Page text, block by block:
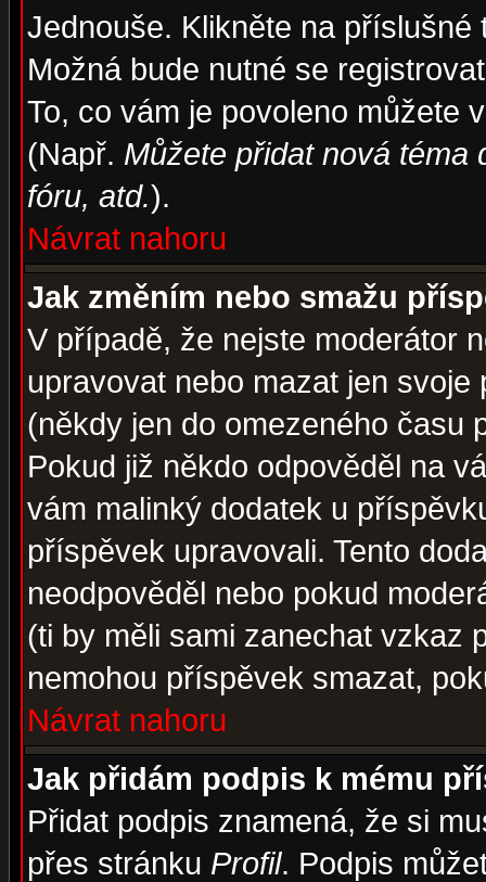
Jednouše. Klikněte na
Možná bude nutné se
To, co vám je povoleno můžete
(Např. Můžete přidat nová téma
fóru, atd.).
Návrat nahoru
Jak změním nebo smažu
V případě, že nejste moderátor
upravovat nebo mazat jen
(někdy jen do omezeného
Pokud již někdo odpověděl na
vám malinký dodatek u
příspěvek upravovali. Tento
neodpověděl nebo pokud
(ti by měli sami zanechat vzkaz
nemohou příspěvek smazat,
Návrat nahoru
Jak přidám podpis k mému
Přidat podpis znamená, že si
přes stránku Profil. Podpis